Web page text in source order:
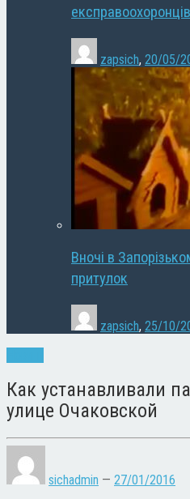
експравоохоронців
zapsich, 20/05/
Вночі в
притулок
zapsich, 25/10/
Как устанавливали
улице Очаковской
sichadmin — 27/01/2016